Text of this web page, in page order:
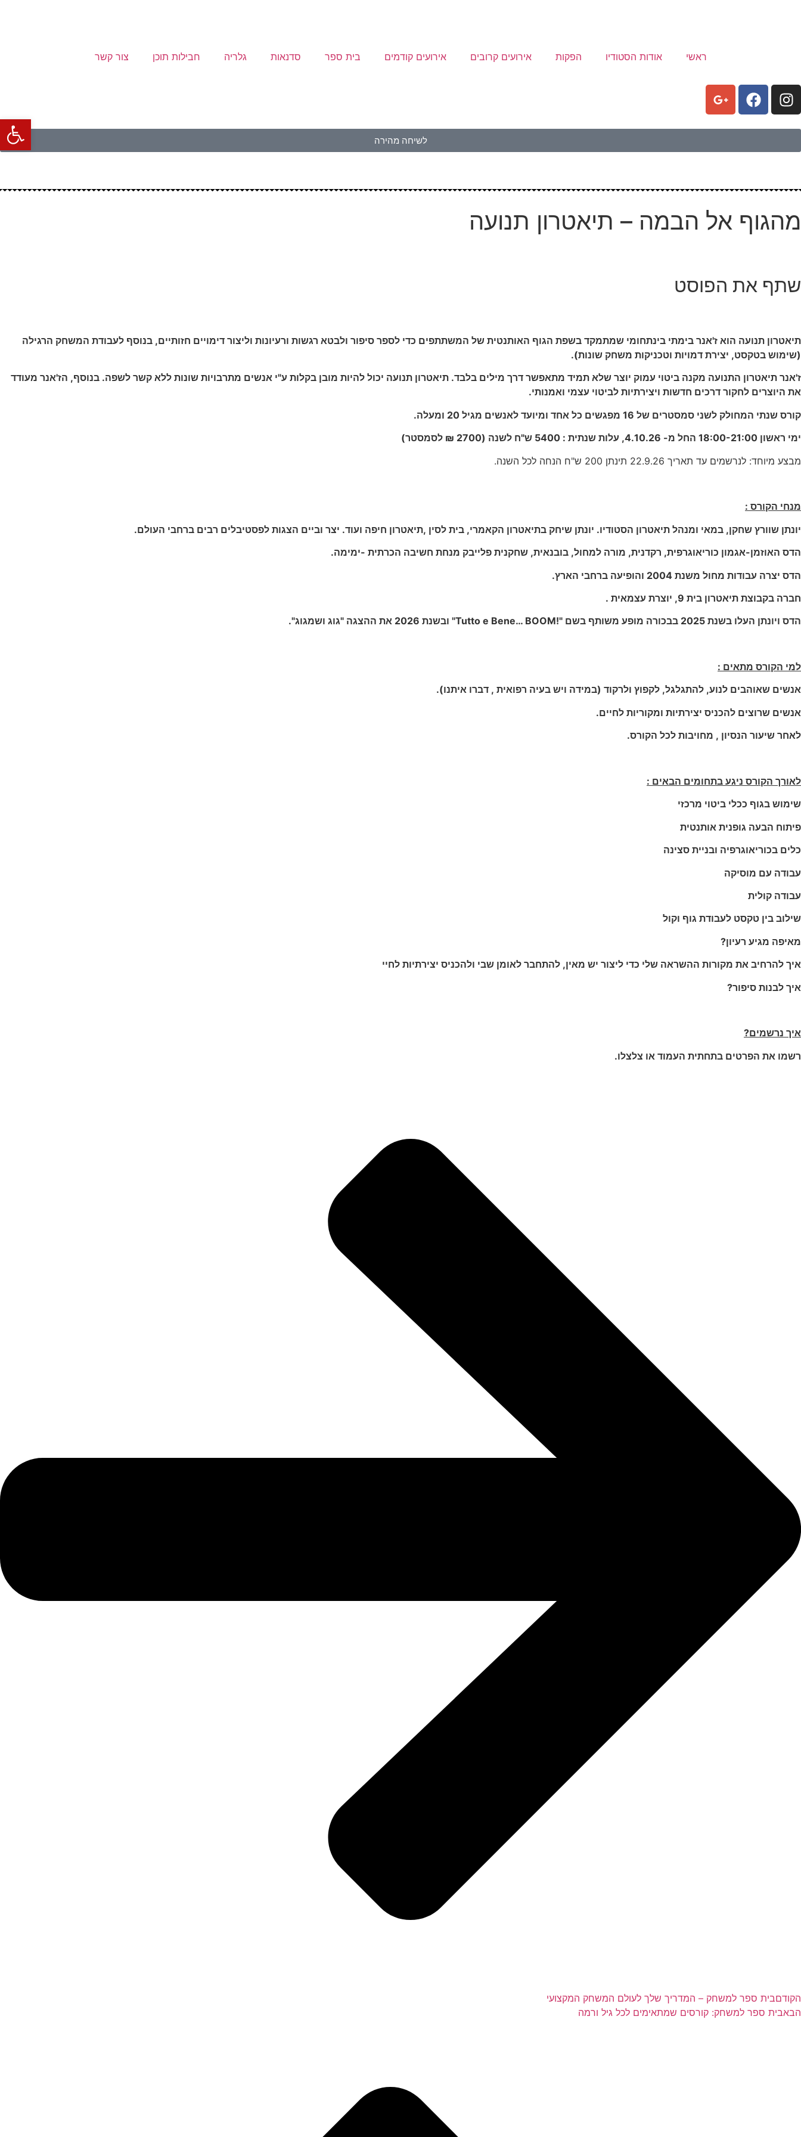
ראשי אודות הסטודיו הפקות אירועים קרובים אירועים קודמים בית ספר סדנאות גלריה חבילות תוכן צור קשר
לשיחה מהירה
מהגוף אל הבמה – תיאטרון תנועה
שתף את הפוסט
תיאטרון תנועה הוא ז'אנר בימתי בינתחומי שמתמקד בשפת הגוף האותנטית של המשתתפים כדי לספר סיפור ולבטא רגשות ורעיונות וליצור דימויים חזותיים, בנוסף לעבודת המשחק הרגילה
(שימוש בטקסט, יצירת דמויות וטכניקות משחק שונות).
ז'אנר תיאטרון התנועה מקנה ביטוי עמוק יוצר שלא תמיד מתאפשר דרך מילים בלבד. תיאטרון תנועה יכול להיות מובן בקלות ע"י אנשים מתרבויות שונות ללא קשר לשפה. בנוסף, הז'אנר מעודד
את היוצרים לחקור דרכים חדשות ויצירתיות לביטוי עצמי ואמנותי.
קורס שנתי המחולק לשני סמסטרים של 16 מפגשים כל אחד ומיועד לאנשים מגיל 20 ומעלה.
ימי ראשון 18:00-21:00 החל מ- 4.10.26, עלות שנתית : 5400 ש"ח לשנה (2700 ₪ לסמסטר)
מבצע מיוחד: לנרשמים עד תאריך 22.9.26 תינתן 200 ש"ח הנחה לכל השנה.
מנחי הקורס :
יונתן שוורץ שחקן, במאי ומנהל תיאטרון הסטודיו. יונתן שיחק בתיאטרון הקאמרי, בית לסין ,תיאטרון חיפה ועוד. יצר וביים הצגות לפסטיבלים רבים ברחבי העולם.
הדס האוזמן-אגמון כוריאוגרפית, רקדנית, מורה למחול, בובנאית, שחקנית פלייבק מנחת חשיבה הכרתית -ימימה.
הדס יצרה עבודות מחול משנת 2004 והופיעה ברחבי הארץ.
חברה בקבוצת תיאטרון בית 9, יוצרת עצמאית .
הדס ויונתן העלו בשנת 2025 בבכורה מופע משותף בשם "!Tutto e Bene… BOOM" ובשנת 2026 את ההצגה "גוג ושמגוג".
למי הקורס מתאים :
אנשים שאוהבים לנוע, להתגלגל, לקפוץ ולרקוד (במידה ויש בעיה רפואית , דברו איתנו).
אנשים שרוצים להכניס יצירתיות ומקוריות לחיים.
לאחר שיעור הנסיון , מחויבות לכל הקורס.
לאורך הקורס ניגע בתחומים הבאים :
שימוש בגוף ככלי ביטוי מרכזי
פיתוח הבעה גופנית אותנטית
כלים בכוריאוגרפיה ובניית סצינה
עבודה עם מוסיקה
עבודה קולית
שילוב בין טקסט לעבודת גוף וקול
מאיפה מגיע רעיון?
איך להרחיב את מקורות ההשראה שלי כדי ליצור יש מאין, להתחבר לאומן שבי ולהכניס יצירתיות לחיי
איך לבנות סיפור?
איך נרשמים?
רשמו את הפרטים בתחתית העמוד או צלצלו.
הקודםבית ספר למשחק – המדריך שלך לעולם המשחק המקצועי
הבאבית ספר למשחק: קורסים שמתאימים לכל גיל ורמה
פתח